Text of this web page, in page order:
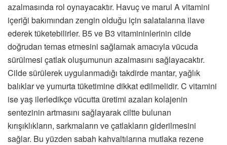
azalmasında rol oynayacaktır. Havuç ve marul A vitamini
içeriği bakımından zengin olduğu için salatalarına ilave
ederek tüketebilirler. B5 ve B3 vitamininlerinin cilde
doğrudan temas etmesini sağlamak amacıyla vücuda
sürülmesi çatlak oluşumunun azalmasını sağlayacaktır.
Cilde sürülerek uygulanmadığı takdirde mantar, yağlık
balıklar ve yumurta tüketimine dikkat edilmelidir. C vitamini
ise yaş ilerledikçe vücutta üretimi azalan kolajenin
sentezinin artmasını sağlayarak ciltte bulunan
kırışıklıkların, sarkmaların ve çatlakların giderilmesini
sağlar. Bu yüzden sabah kahvaltılarına mutlaka rezene